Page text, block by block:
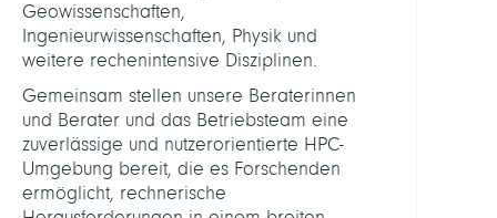
Geowissenschaften,
Ingenieurwissenschaften, Physik und
weitere rechenintensive Disziplinen.
Gemeinsam stellen unsere Beraterinnen
und Berater und das Betriebsteam eine
zuverlässige und nutzerorientierte HPC-
Umgebung bereit, die es Forschenden
ermöglicht, rechnerische